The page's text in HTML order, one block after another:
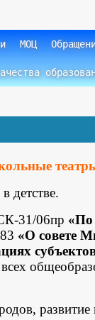
МОЦ
детстве.
31/06пр «По
«О совете